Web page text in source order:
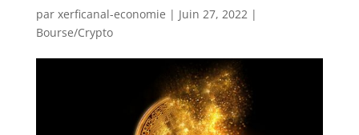
par xerficanal-economie | Juin 27, 2022|
Bourse/Crypto